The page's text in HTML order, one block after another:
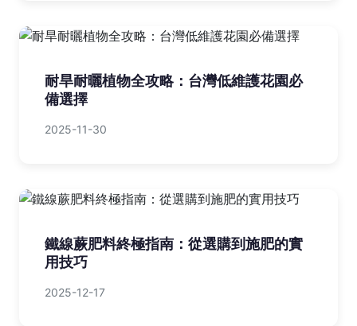
耐旱耐曬植物全攻略：台灣低維護花園必
備選擇
2025-11-30
鐵線蕨肥料終極指南：從選購到施肥的實
用技巧
2025-12-17